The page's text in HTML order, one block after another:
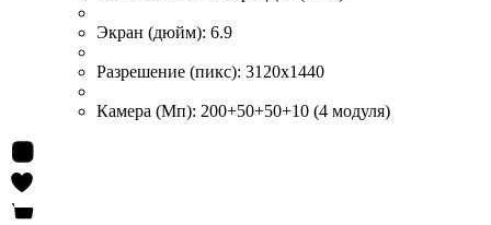
Экран (дюйм): 6.9
Разрешение (пикс): 3120x1440
Камера (Мп): 200+50+50+10 (4 модуля)